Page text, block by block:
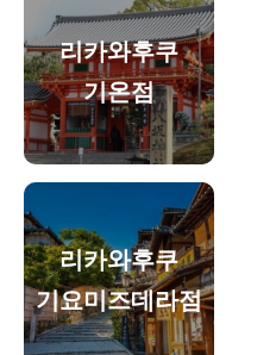
리카와후쿠
기온점
리카와후쿠
기요미즈데라점